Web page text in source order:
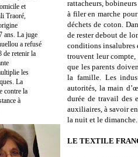
rattacheurs,
à filer en marche
déchets de coton.
de rester debout de
conditions insalubres
trouvent leur compte,
que les parents
la famille. Les
autorités, la main
durée de travail des
auxiliaires, à savoir
la nuit et le
LE TEXTILE
et
Traoré,
ans. La juge
a refusé
de retenir la
les
La
contre la
à